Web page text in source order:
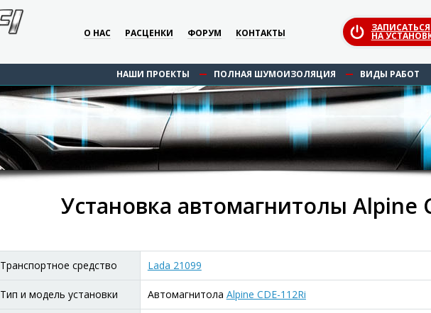
О НАС РАСЦЕНКИ ФОРУМ КОНТАКТЫ ЗАПИСАТЬСЯ
НА
НАШИ ПРОЕКТЫ ПОЛНАЯ ШУМОИЗОЛЯЦИЯ ВИДЫ РАБОТ
Установка автомагнитолы Alpine
Транспортное средство Lada 21099
Тип и модель установки Автомагнитола Alpine CDE-112Ri